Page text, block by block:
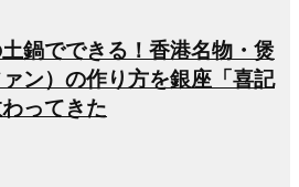
鍋でできる！香港名物・煲
ン）の作り方を銀座「喜記
ってきた